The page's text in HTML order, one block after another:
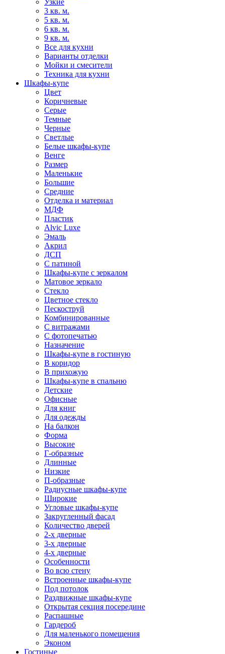
Узкие
3 кв. м.
5 кв. м.
6 кв. м.
9 кв. м.
Все для кухни
Варианты отделки
Мойки и смесители
Техника для кухни
Шкафы-купе
Цвет
Коричневые
Серые
Темные
Черные
Светлые
Белые шкафы-купе
Венге
Размер
Маленькие
Большие
Средние
Отделка и материал
МДФ
Пластик
Alvic Luxe
Эмаль
Акрил
ДСП
С патиной
Шкафы-купе с зеркалом
Матовое зеркало
Стекло
Цветное стекло
Пескоструй
Комбинированные
С витражами
С фотопечатью
Назначение
Шкафы-купе в гостиную
В коридор
В прихожую
Шкафы-купе в спальню
Детские
Офисные
Для книг
Для одежды
На балкон
Форма
Высокие
Г-образные
Длинные
Низкие
П-образные
Радиусные шкафы-купе
Широкие
Угловые шкафы-купе
Закругленный фасад
Количество дверей
2-х дверные
3-х дверные
4-х дверные
Особенности
Во всю стену
Встроенные шкафы-купе
Под потолок
Раздвижные шкафы-купе
Открытая секция посередине
Распашные
Гардероб
Для маленького помещения
Эконом
Гостиные